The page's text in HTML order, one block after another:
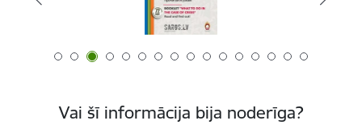
Vai šī informācija bija noderīga?